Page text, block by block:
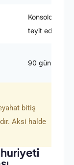
Konsoloslukla
teyit ediniz
90 gün
bitiş
Aksi halde